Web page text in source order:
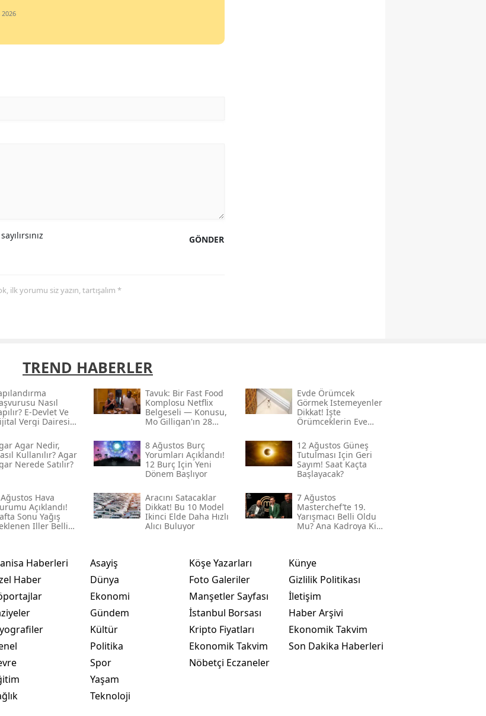
GÖNDER
ilk yorumu siz yazın, tartışalım *
TREND HABERLER
Nasıl
E-Devlet Ve
Vergi Dairesi
Tavuk: Bir Fast Food
Komplosu Netflix
Belgeseli — Konusu,
Mo Gilligan'ın 28
Çarpıcı Sonuçlar
Evde Örümcek
Görmek Istemeyenler
Dikkat! İşte
Örümceklerin Eve
Yöntem
Agar Nedir,
Kullanılır? Agar
Nerede Satılır?
8 Ağustos Burç
Yorumları Açıklandı!
12 Burç Için Yeni
Dönem Başlıyor
12 Ağustos Güneş
Tutulması Için Geri
Sayım! Saat Kaçta
Başlayacak?
Hava
Açıklandı!
Sonu Yağış
Iller Belli
Aracını Satacaklar
Dikkat! Bu 10 Model
Ikinci Elde Daha Hızlı
Alıcı Buluyor
7 Ağustos
Masterchef’te 19.
Yarışmacı Belli Oldu
Mu? Ana Kadroya Kim
Haberleri
Haber
Asayiş
Dünya
Ekonomi
Gündem
Kültür
Politika
Spor
Yaşam
Teknoloji
Köşe Yazarları
Foto Galeriler
Manşetler Sayfası
İstanbul Borsası
Kripto Fiyatları
Ekonomik Takvim
Nöbetçi Eczaneler
Künye
Gizlilik Politikası
İletişim
Haber Arşivi
Ekonomik Takvim
Son Dakika Haberleri